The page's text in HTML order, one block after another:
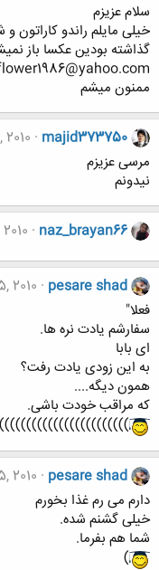
سلام عزیزم
خیلی مایلم راندو کاراتون
گذاشته بودین عکسا باز
ممنون میشم
majid373750
مرسی عزیزم
نیدونم
naz_brayan66
pesare shad
2010
فعلا"
سفارشم یادت نره ها.
ای بابا
به این زودی یادت رفت؟
همون دیگه....
که مراقب خودت باشی.
pesare shad
2010
دارم می رم غذا بخورم
خیلی گشنم شده.
شما هم بفرما.
)